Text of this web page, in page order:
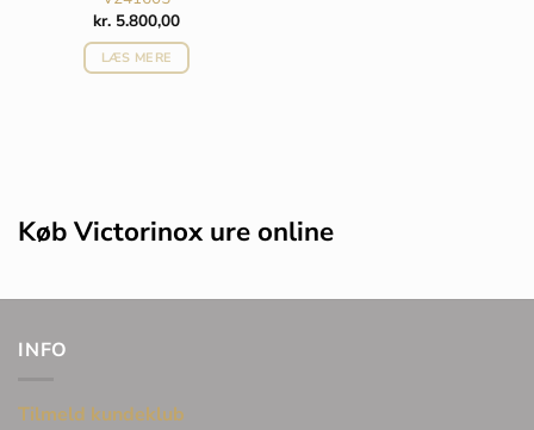
kr. 5.800,00
LÆS MERE
Køb Victorinox ure online
INFO
Tilmeld kundeklub